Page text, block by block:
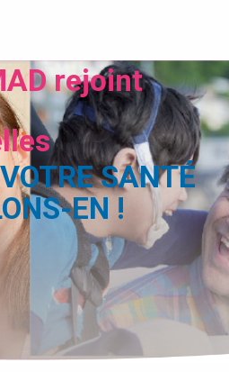
rejoint
SANTÉ
EN !